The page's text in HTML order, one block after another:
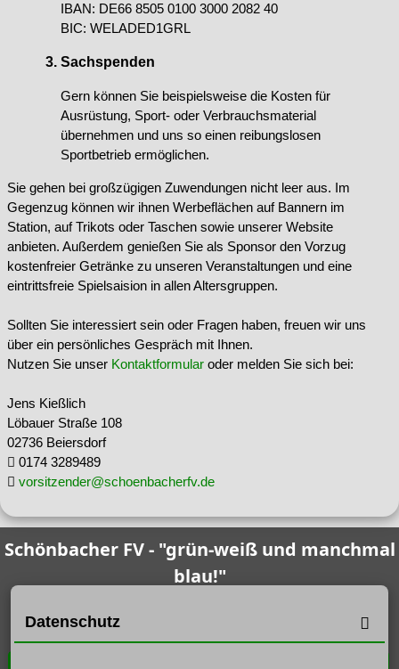
Datenschutz
IBAN: DE66 8505 0100 3000 2082 40
BIC: WELADED1GRL
Sachspenden
Gern können Sie beispielsweise die Kosten für
Ausrüstung, Sport- oder Verbrauchsmaterial
übernehmen und uns so einen reibungslosen
Sportbetrieb ermöglichen.
Sie gehen bei großzügigen Zuwendungen nicht leer aus. Im
Gegenzug können wir ihnen Werbeflächen auf Bannern im
Station, auf Trikots oder Taschen sowie unserer Website
anbieten. Außerdem genießen Sie als Sponsor den Vorzug
kostenfreier Getränke zu unseren Veranstaltungen und eine
eintrittsfreie Spielsaision in allen Altersgruppen.
Sollten Sie interessiert sein oder Fragen haben, freuen wir uns
über ein persönliches Gespräch mit Ihnen.
Nutzen Sie unser Kontaktformular oder melden Sie sich bei:
Jens Kießlich
Löbauer Straße 108
02736 Beiersdorf
0174 3289489
vorsitzender@schoenbacherfv.de
Schönbacher FV - "grün-weiß und manchmal
blau!"
Unsere Tradition besteht seit: